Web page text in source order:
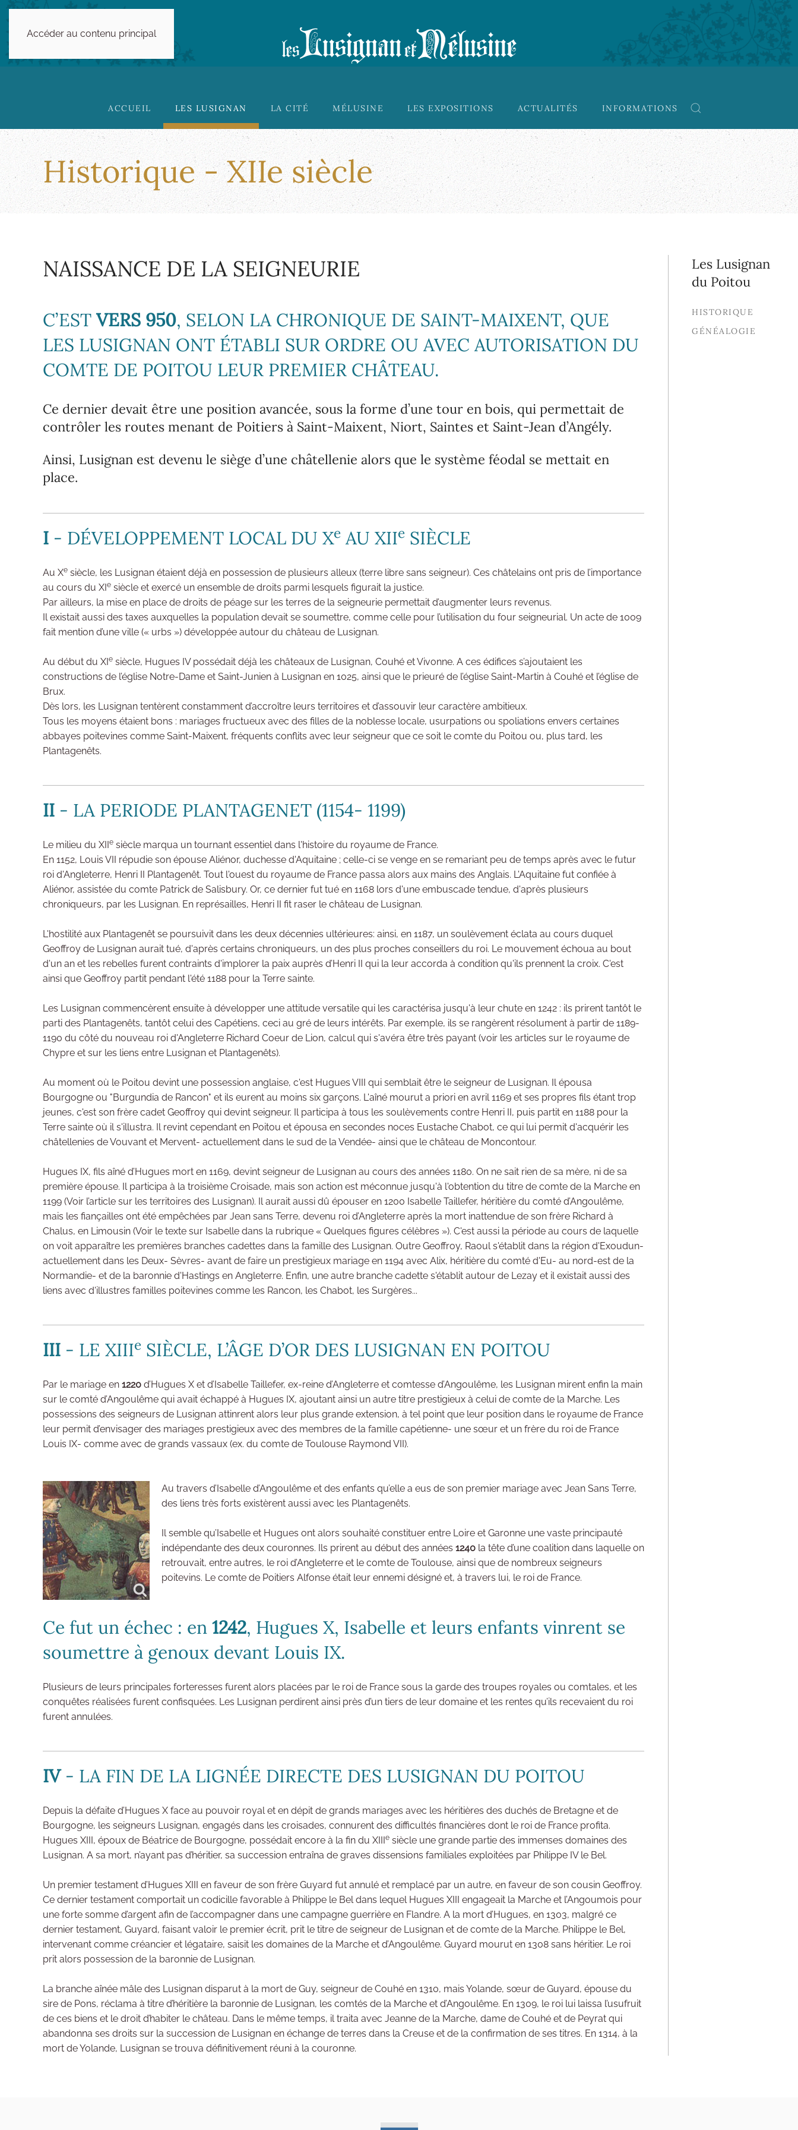
Accéder au contenu principal
ACCUEIL LES LUSIGNAN LA CITÉ MÉLUSINE LES EXPOSITIONS ACTUALITÉS INFORMATIONS
Historique - XIIe siècle
NAISSANCE DE LA SEIGNEURIE
C’ESTVERS 950, SELON LA CHRONIQUE DE SAINT-MAIXENT, QUE
LES LUSIGNAN ONT ÉTABLI SUR ORDRE OU AVEC AUTORISATION DU
COMTE DE POITOU LEUR PREMIER CHÂTEAU.
Ce dernier devait être une position avancée, sous la forme d’une tour en bois, qui permettait de
contrôler les routes menant de Poitiers à Saint-Maixent, Niort, Saintes et Saint-Jean d’Angély.
Ainsi, Lusignan est devenu le siège d’une châtellenie alors que le système féodal se mettait en
place.
I - DÉVELOPPEMENT LOCAL DU Xe AU XIIe SIÈCLE
Au Xe siècle, les Lusignan étaient déjà en possession de plusieurs alleux (terre libre sans seigneur). Ces châtelains ont pris de l’importance
au cours du XIe siècle et exercé un ensemble de droits parmi lesquels figurait la justice.
Par ailleurs, la mise en place de droits de péage sur les terres de la seigneurie permettait d’augmenter leurs revenus.
Il existait aussi des taxes auxquelles la population devait se soumettre, comme celle pour l’utilisation du four seigneurial. Un acte de 1009
fait mention d’une ville (« urbs ») développée autour du château de Lusignan.
Au début du XIe siècle, Hugues IV possédait déjà les châteaux de Lusignan, Couhé et Vivonne. A ces édifices s’ajoutaient les
constructions de l’église Notre-Dame et Saint-Junien à Lusignan en 1025, ainsi que le prieuré de l’église Saint-Martin à Couhé et l’église de
Brux.
Dès lors, les Lusignan tentèrent constamment d’accroître leurs territoires et d’assouvir leur caractère ambitieux.
Tous les moyens étaient bons : mariages fructueux avec des filles de la noblesse locale, usurpations ou spoliations envers certaines
abbayes poitevines comme Saint-Maixent, fréquents conflits avec leur seigneur que ce soit le comte du Poitou ou, plus tard, les
Plantagenêts.
II - LA PERIODE PLANTAGENET (1154- 1199)
Le milieu du XIIe siècle marqua un tournant essentiel dans l'histoire du royaume de France.
En 1152, Louis VII répudie son épouse Aliénor, duchesse d'Aquitaine ; celle-ci se venge en se remariant peu de temps après avec le futur
roi d'Angleterre, Henri II Plantagenêt. Tout l'ouest du royaume de France passa alors aux mains des Anglais. L'Aquitaine fut confiée à
Aliénor, assistée du comte Patrick de Salisbury. Or, ce dernier fut tué en 1168 lors d'une embuscade tendue, d'après plusieurs
chroniqueurs, par les Lusignan. En représailles, Henri II fit raser le château de Lusignan.
L'hostilité aux Plantagenêt se poursuivit dans les deux décennies ultérieures: ainsi, en 1187, un soulèvement éclata au cours duquel
Geoffroy de Lusignan aurait tué, d'après certains chroniqueurs, un des plus proches conseillers du roi. Le mouvement échoua au bout
d'un an et les rebelles furent contraints d'implorer la paix auprès d’Henri II qui la leur accorda à condition qu'ils prennent la croix. C'est
ainsi que Geoffroy partit pendant l'été 1188 pour la Terre sainte.
Les Lusignan commencèrent ensuite à développer une attitude versatile qui les caractérisa jusqu'à leur chute en 1242 : ils prirent tantôt le
parti des Plantagenêts, tantôt celui des Capétiens, ceci au gré de leurs intérêts. Par exemple, ils se rangèrent résolument à partir de 1189-
1190 du côté du nouveau roi d'Angleterre Richard Coeur de Lion, calcul qui s'avéra être très payant (voir les articles sur le royaume de
Chypre et sur les liens entre Lusignan et Plantagenêts).
Au moment où le Poitou devint une possession anglaise, c'est Hugues VIII qui semblait être le seigneur de Lusignan. Il épousa
Bourgogne ou "Burgundia de Rancon" et ils eurent au moins six garçons. L'aîné mourut a priori en avril 1169 et ses propres fils étant trop
jeunes, c'est son frère cadet Geoffroy qui devint seigneur. Il participa à tous les soulèvements contre Henri II, puis partit en 1188 pour la
Terre sainte où il s'illustra. Il revint cependant en Poitou et épousa en secondes noces Eustache Chabot, ce qui lui permit d'acquérir les
châtellenies de Vouvant et Mervent- actuellement dans le sud de la Vendée- ainsi que le château de Moncontour.
Hugues IX, fils aîné d’Hugues mort en 1169, devint seigneur de Lusignan au cours des années 1180. On ne sait rien de sa mère, ni de sa
première épouse. Il participa à la troisième Croisade, mais son action est méconnue jusqu'à l'obtention du titre de comte de la Marche en
1199 (Voir l’article sur les territoires des Lusignan). Il aurait aussi dû épouser en 1200 Isabelle Taillefer, héritière du comté d’Angoulême,
mais les fiançailles ont été empêchées par Jean sans Terre, devenu roi d’Angleterre après la mort inattendue de son frère Richard à
Chalus, en Limousin (Voir le texte sur Isabelle dans la rubrique « Quelques figures célèbres »). C'est aussi la période au cours de laquelle
on voit apparaître les premières branches cadettes dans la famille des Lusignan. Outre Geoffroy, Raoul s'établit dans la région d'Exoudun-
actuellement dans les Deux- Sèvres- avant de faire un prestigieux mariage en 1194 avec Alix, héritière du comté d'Eu- au nord-est de la
Normandie- et de la baronnie d'Hastings en Angleterre. Enfin, une autre branche cadette s'établit autour de Lezay et il existait aussi des
liens avec d'illustres familles poitevines comme les Rancon, les Chabot, les Surgères...
III - LE XIIIe SIÈCLE, L’ÂGE D’OR DES LUSIGNAN EN POITOU
Par le mariage en 1220 d’Hugues X et d’Isabelle Taillefer, ex-reine d’Angleterre et comtesse d’Angoulême, les Lusignan mirent enfin la main
sur le comté d’Angoulême qui avait échappé à Hugues IX, ajoutant ainsi un autre titre prestigieux à celui de comte de la Marche. Les
possessions des seigneurs de Lusignan attinrent alors leur plus grande extension, à tel point que leur position dans le royaume de France
leur permit d’envisager des mariages prestigieux avec des membres de la famille capétienne- une sœur et un frère du roi de France
Louis IX- comme avec de grands vassaux (ex. du comte de Toulouse Raymond VII).
Au travers d’Isabelle d’Angoulême et des enfants qu’elle a eus de son premier mariage avec Jean Sans Terre,
des liens très forts existèrent aussi avec les Plantagenêts.
Il semble qu’Isabelle et Hugues ont alors souhaité constituer entre Loire et Garonne une vaste principauté
indépendante des deux couronnes. Ils prirent au début des années 1240 la tête d’une coalition dans laquelle on
retrouvait, entre autres, le roi d’Angleterre et le comte de Toulouse, ainsi que de nombreux seigneurs
poitevins. Le comte de Poitiers Alfonse était leur ennemi désigné et, à travers lui, le roi de France.
Ce fut un échec : en 1242, Hugues X, Isabelle et leurs enfants vinrent se
soumettre à genoux devant Louis IX.
Plusieurs de leurs principales forteresses furent alors placées par le roi de France sous la garde des troupes royales ou comtales, et les
conquêtes réalisées furent confisquées. Les Lusignan perdirent ainsi près d’un tiers de leur domaine et les rentes qu’ils recevaient du roi
furent annulées.
IV - LA FIN DE LA LIGNÉE DIRECTE DES LUSIGNAN DU POITOU
Depuis la défaite d’Hugues X face au pouvoir royal et en dépit de grands mariages avec les héritières des duchés de Bretagne et de
Bourgogne, les seigneurs Lusignan, engagés dans les croisades, connurent des difficultés financières dont le roi de France profita.
Hugues XIII, époux de Béatrice de Bourgogne, possédait encore à la fin du XIIIe siècle une grande partie des immenses domaines des
Lusignan. A sa mort, n’ayant pas d’héritier, sa succession entraîna de graves dissensions familiales exploitées par Philippe IV le Bel.
Un premier testament d’Hugues XIII en faveur de son frère Guyard fut annulé et remplacé par un autre, en faveur de son cousin Geoffroy.
Ce dernier testament comportait un codicille favorable à Philippe le Bel dans lequel Hugues XIII engageait la Marche et l’Angoumois pour
une forte somme d’argent afin de l’accompagner dans une campagne guerrière en Flandre. A la mort d’Hugues, en 1303, malgré ce
dernier testament, Guyard, faisant valoir le premier écrit, prit le titre de seigneur de Lusignan et de comte de la Marche. Philippe le Bel,
intervenant comme créancier et légataire, saisit les domaines de la Marche et d’Angoulême. Guyard mourut en 1308 sans héritier. Le roi
prit alors possession de la baronnie de Lusignan.
La branche aînée mâle des Lusignan disparut à la mort de Guy, seigneur de Couhé en 1310, mais Yolande, sœur de Guyard, épouse du
sire de Pons, réclama à titre d’héritière la baronnie de Lusignan, les comtés de la Marche et d’Angoulême. En 1309, le roi lui laissa l’usufruit
de ces biens et le droit d’habiter le château. Dans le même temps, il traita avec Jeanne de la Marche, dame de Couhé et de Peyrat qui
abandonna ses droits sur la succession de Lusignan en échange de terres dans la Creuse et de la confirmation de ses titres. En 1314, à la
mort de Yolande, Lusignan se trouva définitivement réuni à la couronne.
Les Lusignan
du Poitou
HISTORIQUE
GÉNÉALOGIE